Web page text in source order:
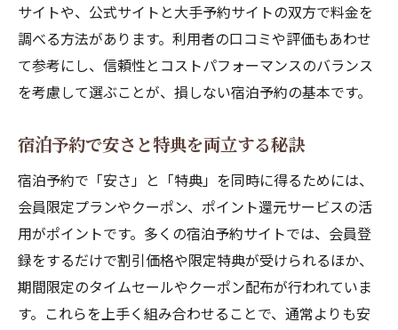
宿泊予約アプリで最安値を狙うテクニック
宿泊予約サイトとアプリの違いを徹底比較
国内ホテル予約アプリおすすめ活用法
宿泊予約アプリで安さと特典を活かす方法
宿泊予約アプリ比較で損しない選び方
宿泊予約で満足度を高める比較ポイント
宿泊予約サイトおすすめの使い方まとめ
安くて安心な宿泊予約の必須チェック項目
宿泊予約アプリ活用で後悔しない選び方
宿泊予約サイト比較で得する最終確認法
サイトや、公式サイトと大手予約サイトの双方で料金を
調べる方法があります。利用者の口コミや評価もあわせ
て参考にし、信頼性とコストパフォーマンスのバランス
を考慮して選ぶことが、損しない宿泊予約の基本です。
宿泊予約で安さと特典を両立する秘訣
宿泊予約で「安さ」と「特典」を同時に得るためには、
会員限定プランやクーポン、ポイント還元サービスの活
用がポイントです。多くの宿泊予約サイトでは、会員登
録をするだけで割引価格や限定特典が受けられるほか、
期間限定のタイムセールやクーポン配布が行われていま
す。これらを上手く組み合わせることで、通常よりも安